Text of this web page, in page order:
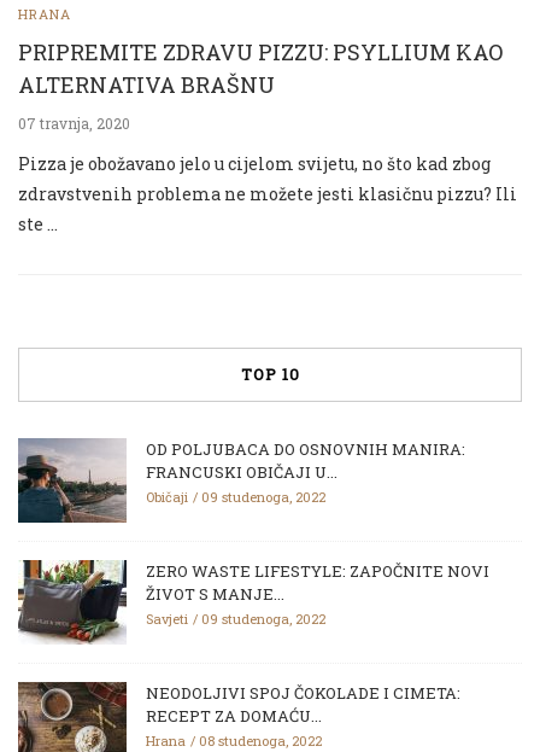
HRANA
PRIPREMITE ZDRAVU PIZZU: PSYLLIUM KAO
ALTERNATIVA BRAŠNU
07 travnja, 2020
Pizza je obožavano jelo u cijelom svijetu, no što kad zbog
zdravstvenih problema ne možete jesti klasičnu pizzu? Ili
ste …
TOP 10
OD POLJUBACA DO OSNOVNIH MANIRA:
FRANCUSKI OBIČAJI U...
Običaji 09 studenoga, 2022
ZERO WASTE LIFESTYLE: ZAPOČNITE NOVI
ŽIVOT S MANJE...
Savjeti 09 studenoga, 2022
NEODOLJIVI SPOJ ČOKOLADE I CIMETA:
RECEPT ZA DOMAĆU...
Hrana 08 studenoga, 2022